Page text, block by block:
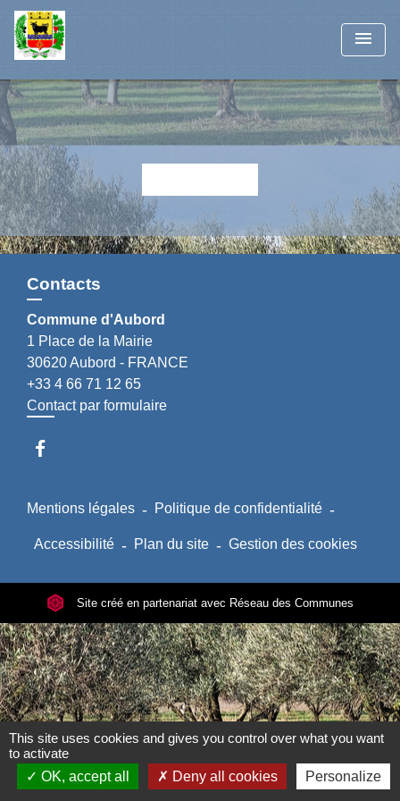
menu
Contacts
Commune d'Aubord
1 Place de la Mairie
30620 Aubord - FRANCE
+33 4 66 71 12 65
Contact par formulaire
Mentions légales - Politique de confidentialité -
Accessibilité - Plan du site - Gestion des cookies
Site créé en partenariat avec Réseau des Communes
This site uses cookies and gives you control over what you want
to activate
OK, accept all
Deny all cookies Personalize